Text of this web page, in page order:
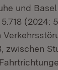
und
(2024:
zwischen